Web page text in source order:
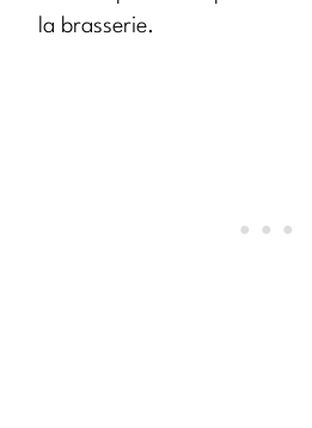
la brasserie.